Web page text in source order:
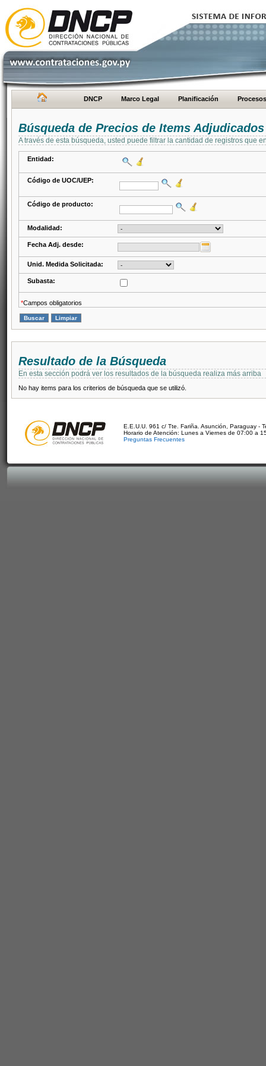
DNCP Marco Legal Planificación Procesos
Búsqueda de Precios de Items Adjudicados
A través de esta búsqueda, usted puede filtrar la cantidad de registros que
Entidad:
Código de UOC/UEP:
Código de producto:
Modalidad:
Fecha Adj. desde:
Unid. Medida Solicitada:
Subasta:
*Campos obligatorios
Resultado de la Búsqueda
En esta sección podrá ver los resultados de la búsqueda realiza más arriba
No hay items para los criterios de búsqueda que se utilizó.
E.E.U.U. 961 c/ Tte. Fariña. Asunción, Paraguay -
Horario de Atención: Lunes a Viernes de 07:00 a
Preguntas Frecuentes